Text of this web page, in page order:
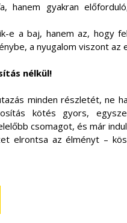
hanem gyakran
e a baj, hanem az, hogy
a nyugalom viszont az
nélkül!
minden részletét, ne
kötés gyors,
csomagot, és már
elrontsa az élményt –